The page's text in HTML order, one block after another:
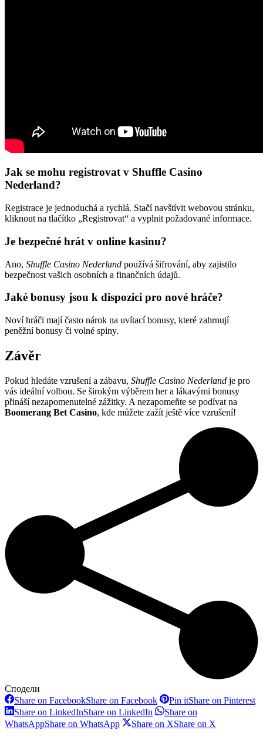
Jak se mohu registrovat v Shuffle Casino
Nederland?
Registrace je jednoduchá a rychlá. Stačí navštívit webovou stránku,
kliknout na tlačítko „Registrovat“ a vyplnit požadované informace.
Je bezpečné hrát v online kasinu?
Ano, Shuffle Casino Nederland používá šifrování, aby zajistilo
bezpečnost vašich osobních a finančních údajů.
Jaké bonusy jsou k dispozici pro nové hráče?
Noví hráči mají často nárok na uvítací bonusy, které zahrnují
peněžní bonusy či volné spiny.
Závěr
Pokud hledáte vzrušení a zábavu, Shuffle Casino Nederland je pro
vás ideální volbou. Se širokým výběrem her a lákavými bonusy
přináší nezapomenutelné zážitky. A nezapomeňte se podívat na
Boomerang Bet Casino, kde můžete zažít ještě více vzrušení!
Сподели
Share on FacebookShare on Facebook Pin itShare on Pinterest
Share on LinkedInShare on LinkedIn
Share on
WhatsAppShare on WhatsApp Share on XShare on X